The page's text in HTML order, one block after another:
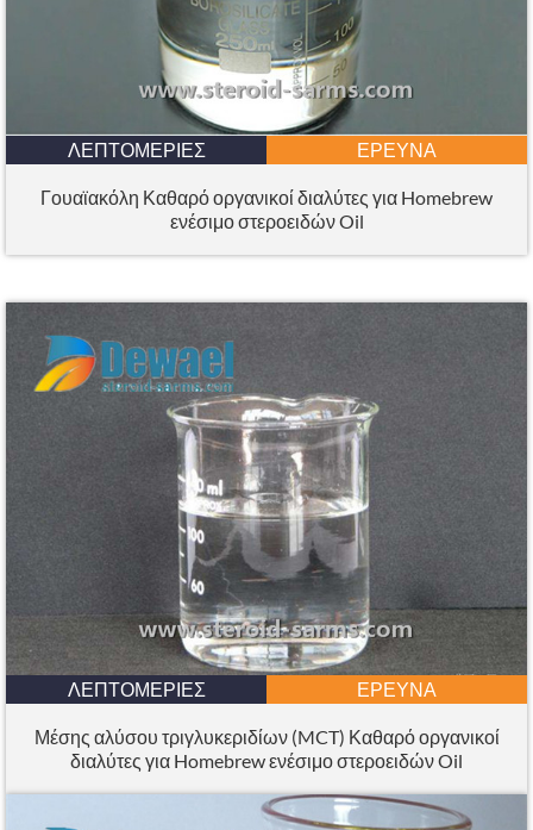
ΛΕΠΤΟΜΈΡΙΕΣ ΈΡΕΥΝΑ
Γουαϊακόλη Καθαρό οργανικοί διαλύτες για Homebrew
ενέσιμο στεροειδών Oil
ΛΕΠΤΟΜΈΡΙΕΣ ΈΡΕΥΝΑ
Μέσης αλύσου τριγλυκεριδίων (MCT) Καθαρό οργανικοί
διαλύτες για Homebrew ενέσιμο στεροειδών Oil